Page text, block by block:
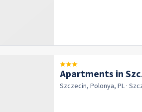
Apartments in
Szczecin, Polonya, PL ·